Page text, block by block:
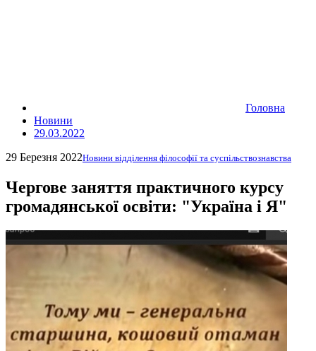
Головна
Новини
29.03.2022
29 Березня 2022Новини відділення філософії та суспільствознавства
Чергове заняття практичного курсу
громадянської освіти: "Україна і Я"